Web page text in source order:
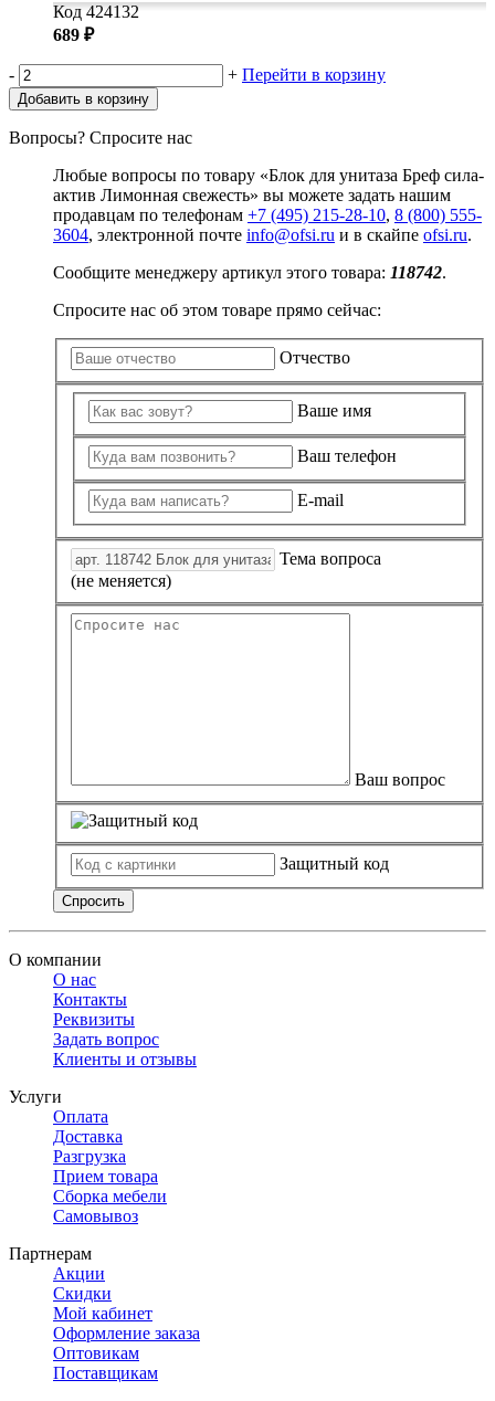
Код 424132
689 ₽
- + Перейти в корзину
Добавить в корзину
Вопросы? Спросите нас
Любые вопросы по товару «Блок для унитаза Бреф сила-
актив Лимонная свежесть» вы можете задать нашим
продавцам по телефонам +7 (495) 215-28-10, 8 (800) 555-
3604, электронной почте info@ofsi.ru и в скайпе ofsi.ru.
Сообщите менеджеру артикул этого товара: 118742.
Спросите нас об этом товаре прямо сейчас:
Отчество
Ваше имя
Ваш телефон
E-mail
Тема вопроса
(не меняется)
Ваш вопрос
Защитный код
Спросить
О компании
О нас
Контакты
Реквизиты
Задать вопрос
Клиенты и отзывы
Услуги
Оплата
Доставка
Разгрузка
Прием товара
Сборка мебели
Самовывоз
Партнерам
Акции
Скидки
Мой кабинет
Оформление заказа
Оптовикам
Поставщикам